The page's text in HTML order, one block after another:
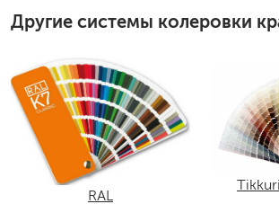
Другие системы колеровки
RAL